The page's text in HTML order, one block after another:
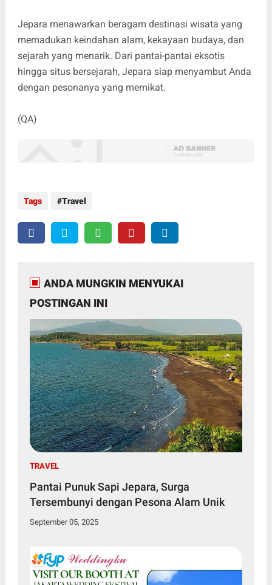
Jepara menawarkan beragam destinasi wisata yang
memadukan keindahan alam, kekayaan budaya, dan
sejarah yang menarik. Dari pantai-pantai eksotis
hingga situs bersejarah, Jepara siap menyambut Anda
dengan pesonanya yang memikat.
(QA)
Tags Travel
ANDA MUNGKIN MENYUKAI
POSTINGAN INI
TRAVEL
Pantai Punuk Sapi Jepara, Surga
Tersembunyi dengan Pesona Alam Unik
September 05, 2025